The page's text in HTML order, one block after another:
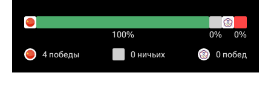
100% 0% 0%
4 победы 0 ничьих 0 побед